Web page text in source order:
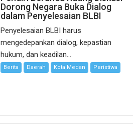
Dorong Negara Buka Dialog
dalam Penyelesaian BLBI
Penyelesaian BLBI harus
mengedepankan dialog, kepastian
hukum, dan keadilan...
Berita Daerah Kota Medan Peristiwa